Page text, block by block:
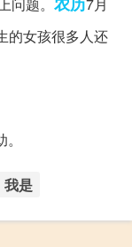
题。
7月
的女孩很多人还
我是